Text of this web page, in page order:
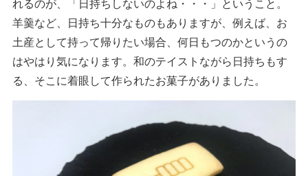
れるのが、「日持ちしないのよね・・・」ということ。
羊羹など、日持ち十分なものもありますが、例えば、お
土産として持って帰りたい場合、何日もつのかというの
はやはり気になります。和のテイストながら日持ちもす
る、そこに着眼して作られたお菓子がありました。